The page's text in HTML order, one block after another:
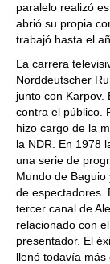
paralelo realizó
abrió su propia
trabajó hasta el
La carrera
Norddeutscher
junto con Karpov.
contra el público.
hizo cargo de la
la NDR. En 1978
una serie de
Mundo de
de espectadores.
tercer canal de
relacionado con
presentador. El
llenó todavía